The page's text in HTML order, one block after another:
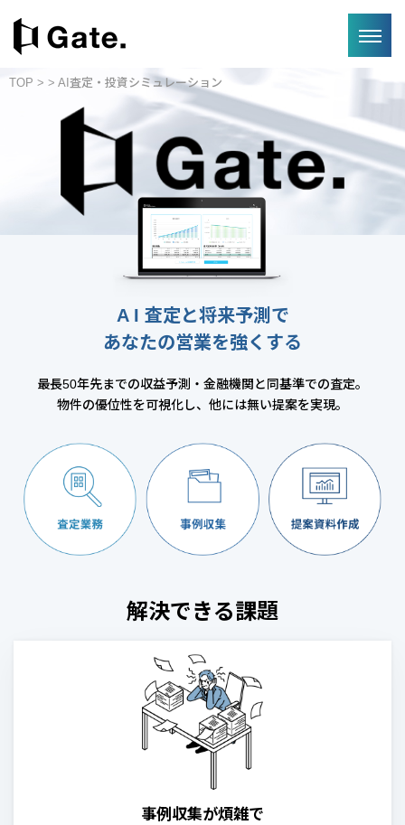
TOP > > AI査定・投資シミュレーション
A I 査定と将来予測で
あなたの営業を強くする
最長50年先までの収益予測・金融機関と同基準での査定。
物件の優位性を可視化し、他には無い提案を実現。
解決できる課題
事例収集が煩雑で